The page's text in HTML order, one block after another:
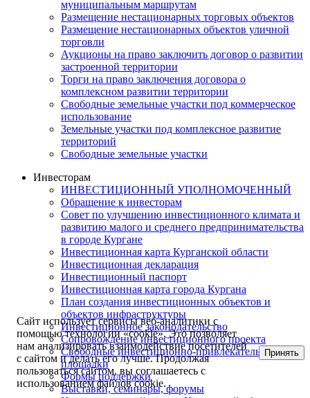
муниципальным маршрутам
Размещение нестационарных торговых объектов
Размещение нестационарных объектов уличной
торговли
Аукционы на право заключить договор о развитии
застроенной территории
Торги на право заключения договора о
комплексном развитии территории
Свободные земельные участки под коммерческое
использование
Земельные участки под комплексное развитие
территорий
Свободные земельные участки
Инвесторам
ИНВЕСТИЦИОННЫЙ УПОЛНОМОЧЕННЫЙ
Обращение к инвесторам
Совет по улучшению инвестиционного климата и
развитию малого и среднего предпринимательства
в городе Кургане
Инвестиционная карта Курганской области
Инвестиционная декларация
Инвестиционный паспорт
Инвестиционная карта города Кургана
План создания инвестиционных объектов и
объектов инфраструктуры
Инвестиционное законодательство
Сопровождение инвестиционного проекта
Свободные инвестиционно-привлекательные
площадки
Формы поддержки
Выставки, семинары, форумы
Сайт использует сервисы веб-аналитики с
помощью технологии «cookie». Это позволяет
нам анализировать взаимодействие посетителей
с сайтом и делать его лучше. Продолжая
пользоваться сайтом, вы соглашаетесь с
использованием файлов cookie.
Принять